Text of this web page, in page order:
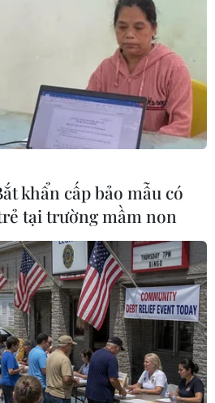
hành tập trận hải
22/3 đã bắt đầu một cuộc tập
ngày, đây là một phần trong
niên chung mang tên “Đại
khẩn cấp bảo mẫu có
tại trường mầm non